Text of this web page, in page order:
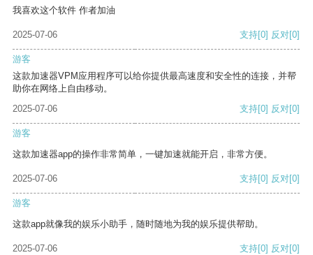
我喜欢这个软件 作者加油
2025-07-06 支持[0] 反对[0]
游客
这款加速器VPM应用程序可以给你提供最高速度和安全性的连接，并帮
助你在网络上自由移动。
2025-07-06
支持[0] 反对[0]
游客
这款加速器app的操作非常简单，一键加速就能开启，非常方便。
2025-07-06 支持[0] 反对[0]
游客
这款app就像我的娱乐小助手，随时随地为我的娱乐提供帮助。
2025-07-06 支持[0] 反对[0]